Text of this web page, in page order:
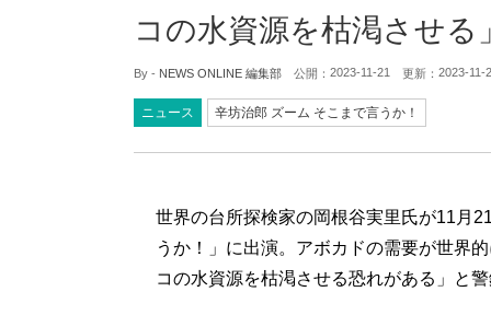
コの水資源を枯渇させる
By - NEWS ONLINE 編集部 公開： 2023-11-21 更新： 2023-11-
ニュース 辛坊治郎 ズーム そこまで言うか！
世界の台所探検家の岡根谷実里氏が11
うか！」に出演。アボカドの需要が世界
コの水資源を枯渇させる恐れがある」と